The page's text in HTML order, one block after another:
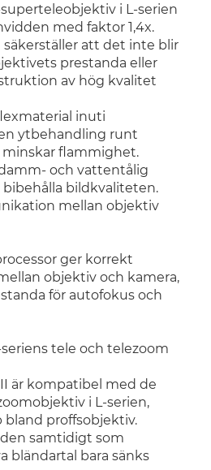
i L-serien
med faktor 1,4x.
att det inte blir
prestanda eller
av hög kvalitet
inuti
ytbehandling runt
flammighet.
och vattentålig
bildkvaliteten.
mellan objektiv
ger korrekt
objektiv och kamera,
för autofokus och
tele och telezoom
är kompatibel med de
i L-serien,
bland proffsobjektiv.
samtidigt som
bländartal bara sänks